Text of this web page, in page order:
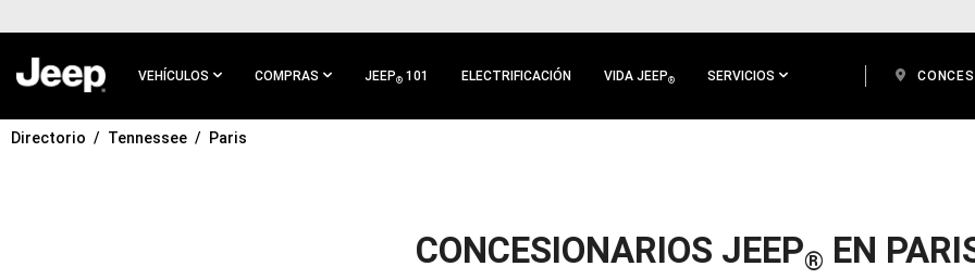
CONTENIDO
VEHÍCULOS COMPRAS JEEP® 101 ELECTRIFICACIÓN VIDA JEEP® SERVICIOS
IR A
Directorio Tennessee Paris
CONCESIONARIOS JEEP® EN